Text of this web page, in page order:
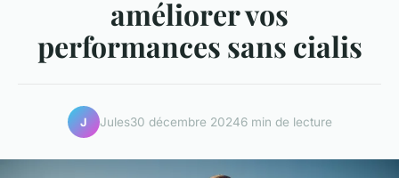
améliorer vos
performances sans cialis
J Jules30 décembre 20246 min de lecture